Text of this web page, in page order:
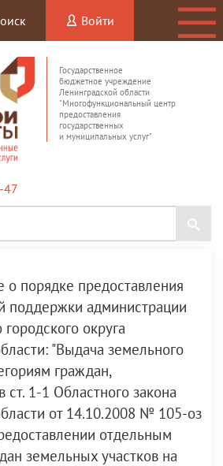
Войти
Государственное
бюджетное учреждение
Ленинградской области
"Многофункциональный центр
предоставления
государственных
и муниципальных услуг"
47
порядке предоставления
поддержки администрации
округа
"Выдача земельного
граждан,
1-1 Областного закона
от 14.10.2008 № 105-оз
отдельным
земельных участков на